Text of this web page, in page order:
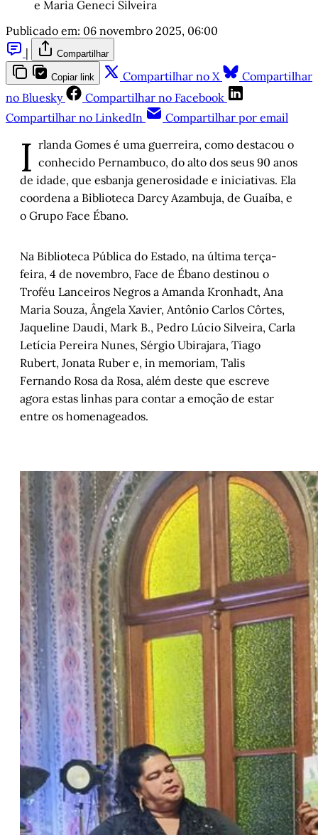
e Maria Geneci Silveira
Publicado em: 06 novembro 2025, 06:00
|
Compartilhar
Copiar link Compartilhar no X
Compartilhar
no Bluesky
Compartilhar no Facebook
Compartilhar no LinkedIn
Compartilhar por email
I rlanda Gomes é uma guerreira, como destacou o
conhecido Pernambuco, do alto dos seus 90 anos
de idade, que esbanja generosidade e iniciativas. Ela
coordena a Biblioteca Darcy Azambuja, de Guaíba, e
o Grupo Face Ébano.
Na Biblioteca Pública do Estado, na última terça-
feira, 4 de novembro, Face de Ébano destinou o
Troféu Lanceiros Negros a Amanda Kronhadt, Ana
Maria Souza, Ângela Xavier, Antônio Carlos Côrtes,
Jaqueline Daudi, Mark B., Pedro Lúcio Silveira, Carla
Letícia Pereira Nunes, Sérgio Ubirajara, Tiago
Rubert, Jonata Ruber e, in memoriam, Talis
Fernando Rosa da Rosa, além deste que escreve
agora estas linhas para contar a emoção de estar
entre os homenageados.